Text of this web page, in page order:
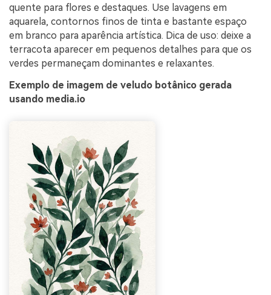
quente para flores e destaques. Use lavagens em
aquarela, contornos finos de tinta e bastante espaço
em branco para aparência artística. Dica de uso: deixe a
terracota aparecer em pequenos detalhes para que os
verdes permaneçam dominantes e relaxantes.
Exemplo de imagem de veludo botânico gerada
usando media.io